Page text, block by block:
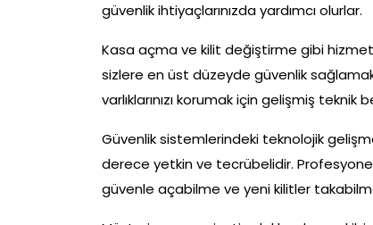
güvenlik ihtiyaçlarınızda yardımcı olurlar.
Kasa açma ve kilit değiştirme gibi
sizlere en üst düzeyde güvenlik sağlamak
varlıklarınızı korumak için gelişmiş
Güvenlik sistemlerindeki teknolojik
derece yetkin ve tecrübelidir.
güvenle açabilme ve yeni kilitler